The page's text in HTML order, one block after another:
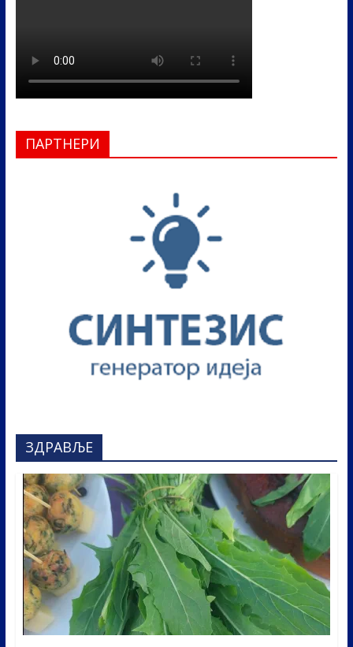
ПАРТНЕРИ
ЗДРАВЉЕ